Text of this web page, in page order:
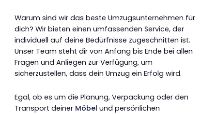
Warum sind wir das beste Umzugsunternehmen für
dich? Wir bieten einen umfassenden Service, der
individuell auf deine Bedürfnisse zugeschnitten ist.
Unser Team steht dir von Anfang bis Ende bei allen
Fragen und Anliegen zur Verfügung, um
sicherzustellen, dass dein Umzug ein Erfolg wird.
Egal, ob es um die Planung, Verpackung oder den
Transport deiner Möbel und persönlichen